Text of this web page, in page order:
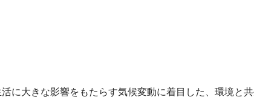
に大きな影響をもたらす気候変動に着目した、環境と